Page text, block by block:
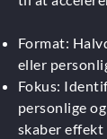
Format:
eller
Fokus:
personlige
skaber effekt